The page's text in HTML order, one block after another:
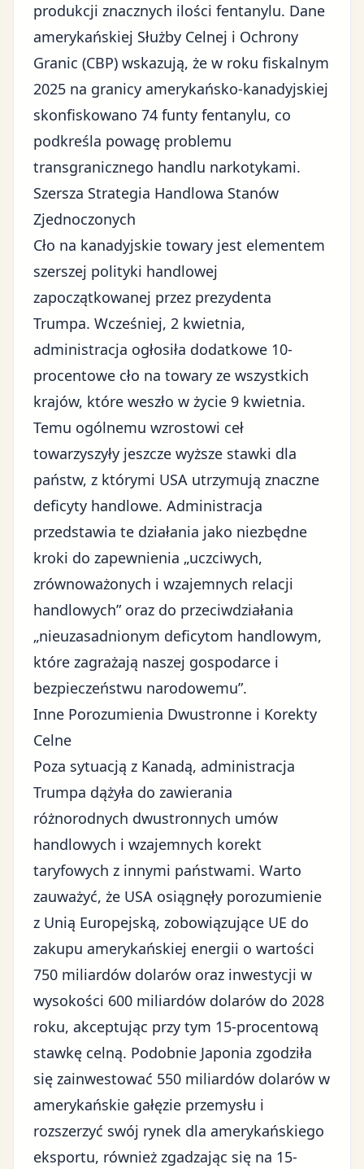
produkcji znacznych ilości fentanylu. Dane
amerykańskiej Służby Celnej i Ochrony
Granic (CBP) wskazują, że w roku fiskalnym
2025 na granicy amerykańsko-kanadyjskiej
skonfiskowano 74 funty fentanylu, co
podkreśla powagę problemu
transgranicznego handlu narkotykami.
Szersza Strategia Handlowa Stanów
Zjednoczonych
Cło na kanadyjskie towary jest elementem
szerszej polityki handlowej
zapoczątkowanej przez prezydenta
Trumpa. Wcześniej, 2 kwietnia,
administracja ogłosiła dodatkowe 10-
procentowe cło na towary ze wszystkich
krajów, które weszło w życie 9 kwietnia.
Temu ogólnemu wzrostowi ceł
towarzyszyły jeszcze wyższe stawki dla
państw, z którymi USA utrzymują znaczne
deficyty handlowe. Administracja
przedstawia te działania jako niezbędne
kroki do zapewnienia „uczciwych,
zrównoważonych i wzajemnych relacji
handlowych” oraz do przeciwdziałania
„nieuzasadnionym deficytom handlowym,
które zagrażają naszej gospodarce i
bezpieczeństwu narodowemu”.
Inne Porozumienia Dwustronne i Korekty
Celne
Poza sytuacją z Kanadą, administracja
Trumpa dążyła do zawierania
różnorodnych dwustronnych umów
handlowych i wzajemnych korekt
taryfowych z innymi państwami. Warto
zauważyć, że USA osiągnęły porozumienie
z Unią Europejską, zobowiązujące UE do
zakupu amerykańskiej energii o wartości
750 miliardów dolarów oraz inwestycji w
wysokości 600 miliardów dolarów do 2028
roku, akceptując przy tym 15-procentową
stawkę celną. Podobnie Japonia zgodziła
się zainwestować 550 miliardów dolarów w
amerykańskie gałęzie przemysłu i
rozszerzyć swój rynek dla amerykańskiego
eksportu, również zgadzając się na 15-